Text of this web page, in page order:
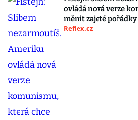
ovládá nová verze
měnit zajeté pořádky
Reflex.cz